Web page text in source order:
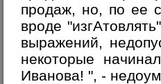
продаж, но, по ее
вроде
выражений,
некоторые
Иванова! ", -